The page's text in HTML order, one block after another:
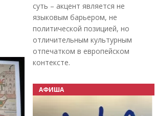
суть – акцент является не
языковым барьером, не
политической позицией, но
отличительным культурным
отпечатком в европейском
контексте.
АФИША